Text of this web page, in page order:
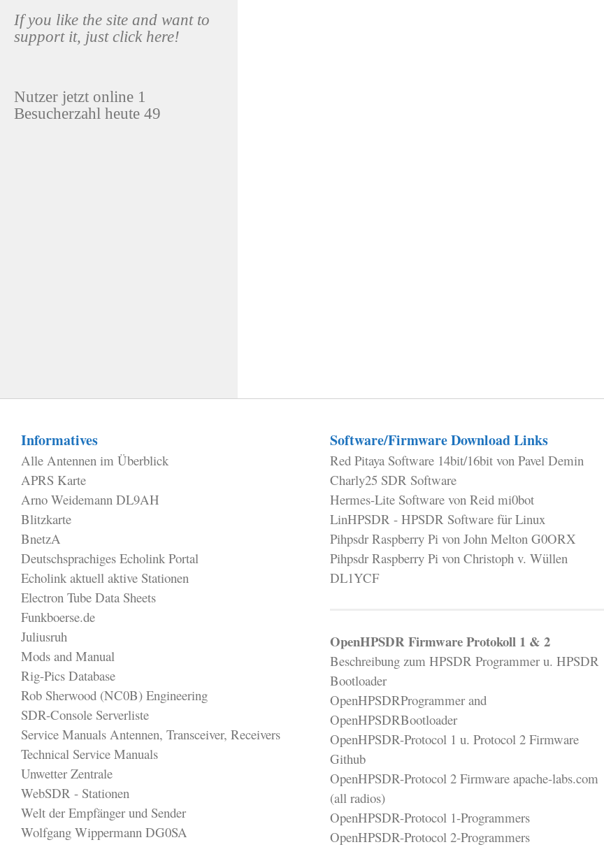
If you like the site and want to
support it, just click here!
Nutzer jetzt online 1
Besucherzahl heute 49
Informatives
Alle Antennen im Überblick
APRS Karte
Arno Weidemann DL9AH
Blitzkarte
BnetzA
Deutschsprachiges Echolink Portal
Echolink aktuell aktive Stationen
Electron Tube Data Sheets
Funkboerse.de
Juliusruh
Mods and Manual
Rig-Pics Database
Rob Sherwood (NC0B) Engineering
SDR-Console Serverliste
Service Manuals Antennen, Transceiver, Receivers
Technical Service Manuals
Unwetter Zentrale
WebSDR - Stationen
Welt der Empfänger und Sender
Wolfgang Wippermann DG0SA
Software/Firmware Download Links
Red Pitaya Software 14bit/16bit von Pavel Demin
Charly25 SDR Software
Hermes-Lite Software von Reid mi0bot
LinHPSDR - HPSDR Software für Linux
Pihpsdr Raspberry Pi von John Melton G0ORX
Pihpsdr Raspberry Pi von Christoph v. Wüllen
DL1YCF
OpenHPSDR Firmware Protokoll 1 & 2
Beschreibung zum HPSDR Programmer u. HPSDR
Bootloader
OpenHPSDRProgrammer and
OpenHPSDRBootloader
OpenHPSDR-Protocol 1 u. Protocol 2 Firmware
Github
OpenHPSDR-Protocol 2 Firmware apache-labs.com
(all radios)
OpenHPSDR-Protocol 1-Programmers
OpenHPSDR-Protocol 2-Programmers